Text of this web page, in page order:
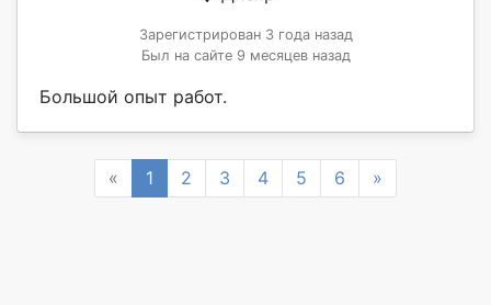
Зарегистрирован 3 года назад
Был на сайте 9 месяцев назад
Большой опыт работ.
« Previous
1 2 3 4 5 6 »